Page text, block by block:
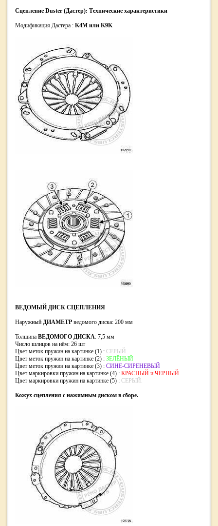
Сцепление Duster (Дастер): Технические характеристики
Модификация Дастера : K4M или K9K
ВЕДОМЫЙ ДИСК СЦЕПЛЕНИЯ
Наружный ДИАМЕТР ведомого диска: 200 мм
Толщина ВЕДОМОГО ДИСКА: 7,5 мм
Число шлицов на нём: 26 шт
Цвет меток пружин на картинке (1) : СЕРЫЙ
Цвет меток пружин на картинке (2) : ЗЕЛЁНЫЙ
Цвет меток пружин на картинке (3) : СИНЕ-СИРЕНЕВЫЙ
Цвет маркировки пружин на картинке (4) : КРАСНЫЙ и ЧЕРНЫЙ
Цвет маркировки пружин на картинке (5) : СЕРЫЙ.
Кожух сцепления с нажимным диском в сборе.